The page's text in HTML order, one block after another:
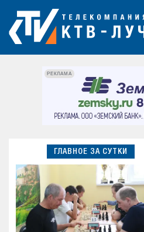
РЕКЛАМА
ГЛАВНОЕ ЗА СУТКИ